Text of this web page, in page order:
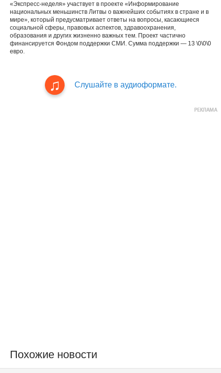
«Экспресс-неделя» участвует в проекте «Информирование
национальных меньшинств Литвы о важнейших событиях в стране и в
мире», который предусматривает ответы на вопросы, касающиеся
социальной сферы, правовых аспектов, здравоохранения,
образования и других жизненно важных тем. Проект частично
финансируется Фондом поддержки СМИ. Сумма поддержки — 13 \0\0\0
евро.
Слушайте в аудиоформате.
Похожие новости